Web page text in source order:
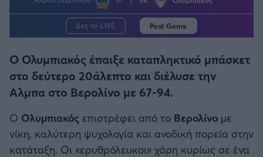
Δημήτρης Τσορμπατζόγλου
Άρης
ΟΦΗ
Βόλος
Ατρόμητος Αθηνών
Συνεντεύξεις
Μεγάλη μου Αγάπη
Μια Ιστορία από την Πόλη
Δες το LIVE Post Game
Ο Ολυμπιακός έπαιξε καταπληκτικό μπάσκετ
στο δεύτερο 20άλεπτο και διέλυσε την
Αλμπα στο Βερολίνο με 67-94.
Ο Ολυμπιακός επιστρέφει από το Βερολίνο με
νίκη, καλύτερη ψυχολογία και ανοδική πορεία στην
κατάταξη. Οι «ερυθρόλευκοι» χάρη κυρίως σε ένα